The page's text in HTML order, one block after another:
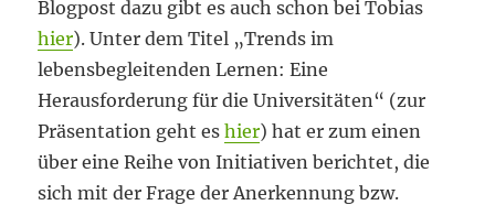
Blogpost dazu gibt es auch schon bei Tobias
hier). Unter dem Titel „Trends im
lebensbegleitenden Lernen: Eine
Herausforderung für die Universitäten“ (zur
Präsentation geht eshier) hat er zum einen
über eine Reihe von Initiativen berichtet, die
sich mit der Frage der Anerkennung bzw.